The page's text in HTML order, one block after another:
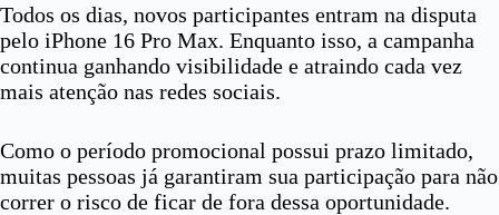
Todos os dias, novos participantes entram na disputa
pelo iPhone 16 Pro Max. Enquanto isso, a campanha
continua ganhando visibilidade e atraindo cada vez
mais atenção nas redes sociais.
Como o período promocional possui prazo limitado,
muitas pessoas já garantiram sua participação para não
correr o risco de ficar de fora dessa oportunidade.